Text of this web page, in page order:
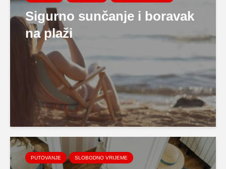
Sigurno sunčanje i boravak
na plaži
PUTOVANJE SLOBODNO VRIJEME